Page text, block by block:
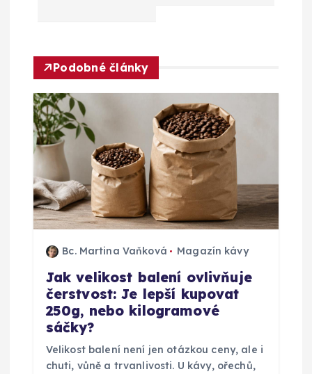
c
e
p
r
o
p
Podobné články
Bc. Martina Vaňková Magazín kávy
Jak velikost balení ovlivňuje
čerstvost: Je lepší kupovat
250g, nebo kilogramové
sáčky?
Velikost balení není jen otázkou ceny, ale i
chuti, vůně a trvanlivosti. U kávy, ořechů,